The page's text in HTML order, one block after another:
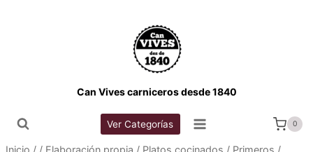
Can Vives carniceros desde 1840
Ver Categorías 0